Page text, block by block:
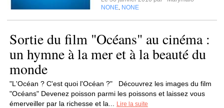
NONE NONE
Sortie du film "Océans" au cinéma :
un hymne à la mer et à la beauté du
monde
"L'Océan ? C'est quoi l'Océan ?" Découvrez les images du film
"Océans" Devenez poisson parmi les poissons et laissez vous
émerveiller par la richesse et la...
Lire la suite